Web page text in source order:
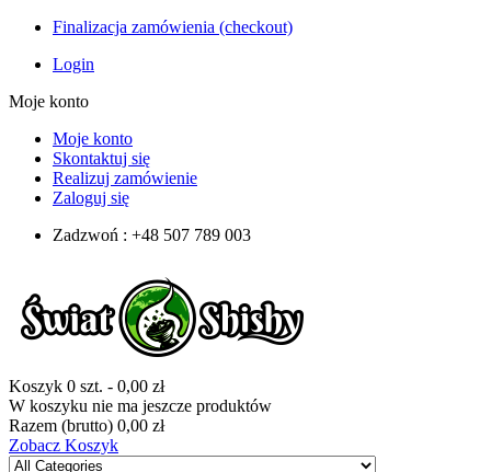
Finalizacja zamówienia (checkout)
Login
Moje konto
Moje konto
Skontaktuj się
Realizuj zamówienie
Zaloguj się
Zadzwoń : +48 507 789 003
Koszyk 0 szt. - 0,00 zł
W koszyku nie ma jeszcze produktów
Razem (brutto) 0,00 zł
Zobacz Koszyk